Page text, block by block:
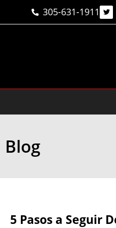
305-631-1911
Blog
5 Pasos a Seguir